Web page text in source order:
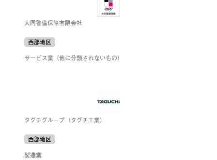
大同警備保障有限会社
西部地区
サービス業（他に分類されないもの）
タグチグループ（タグチ工業）
西部地区
製造業